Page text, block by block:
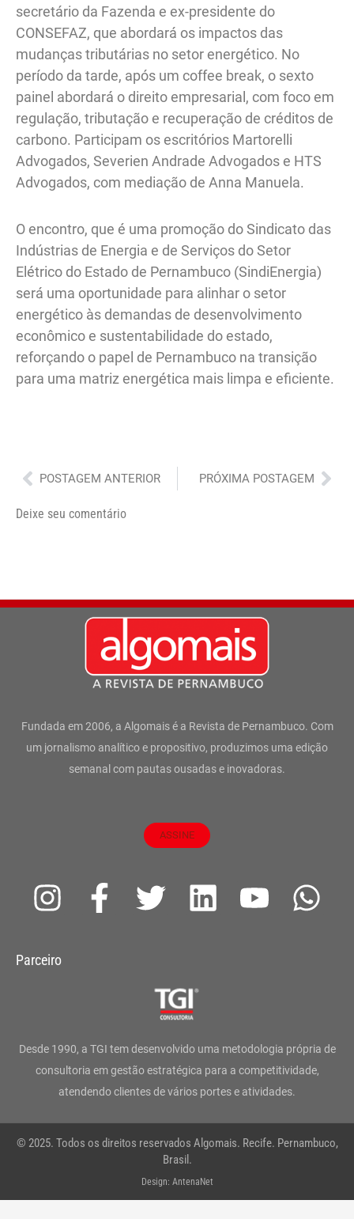
secretário da Fazenda e ex-presidente do
CONSEFAZ, que abordará os impactos das
mudanças tributárias no setor energético. No
período da tarde, após um coffee break, o sexto
painel abordará o direito empresarial, com foco em
regulação, tributação e recuperação de créditos de
carbono. Participam os escritórios Martorelli
Advogados, Severien Andrade Advogados e HTS
Advogados, com mediação de Anna Manuela.
O encontro, que é uma promoção do Sindicato das
Indústrias de Energia e de Serviços do Setor
Elétrico do Estado de Pernambuco (SindiEnergia)
será uma oportunidade para alinhar o setor
energético às demandas de desenvolvimento
econômico e sustentabilidade do estado,
reforçando o papel de Pernambuco na transição
para uma matriz energética mais limpa e eficiente.
Anterior
POSTAGEM ANTERIOR PRÓXIMA POSTAGEM
Deixe seu comentário
Fundada em 2006, a Algomais é a Revista de Pernambuco. Com
um jornalismo analítico e propositivo, produzimos uma edição
semanal com pautas ousadas e inovadoras.
ASSINE
I
s
g
r
a
m
F
a
o
o
k
-
T
t
e
r
L
d
i
n
Y
b
e
W
a
p
Parceiro
Desde 1990, a TGI tem desenvolvido uma metodologia própria de
consultoria em gestão estratégica para a competitividade,
atendendo clientes de vários portes e atividades.
© 2025. Todos os direitos reservados Algomais. Recife. Pernambuco,
Brasil.
Design: AntenaNet